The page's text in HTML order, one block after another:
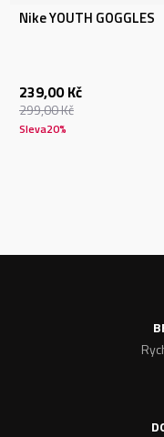
Nike YOUTH GOGGLES
239,00 Kč
299,00Kč
Sleva20%